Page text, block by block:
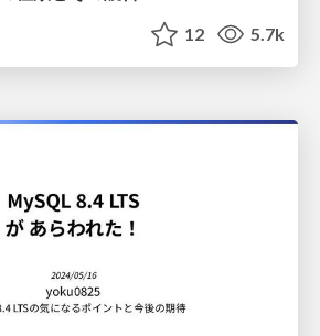
12 5.7k